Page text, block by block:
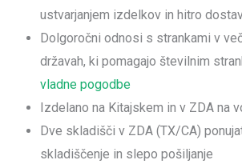
ustvarjanjem izdelkov in hitro
Dolgoročni odnosi s strankami v
državah, ki pomagajo številnim
vladne pogodbe
Izdelano na Kitajskem in v ZDA na
Dve skladišči v ZDA (TX/CA)
skladiščenje in slepo pošiljanje